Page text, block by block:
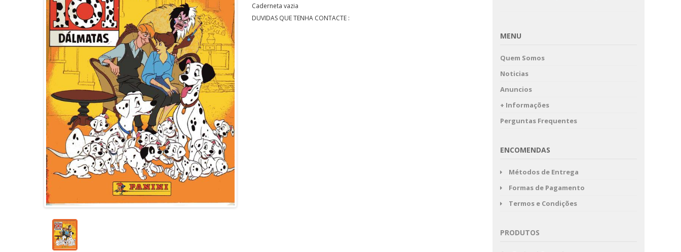
Caderneta vazia
DUVIDAS QUE TENHA CONTACTE :
MENU
Quem Somos
Noticias
Anuncios
+ Informações
Perguntas Frequentes
ENCOMENDAS
Métodos de Entrega
Formas de Pagamento
Termos e Condições
PRODUTOS